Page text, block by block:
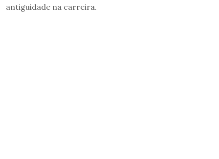
antiguidade na carreira.